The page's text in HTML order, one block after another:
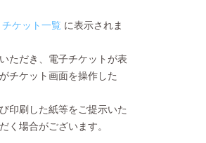
チケット一覧 に表示されま
ただき、電子チケットが表
チケット画面を操作した
印刷した紙等をご提示いた
く場合がございます。